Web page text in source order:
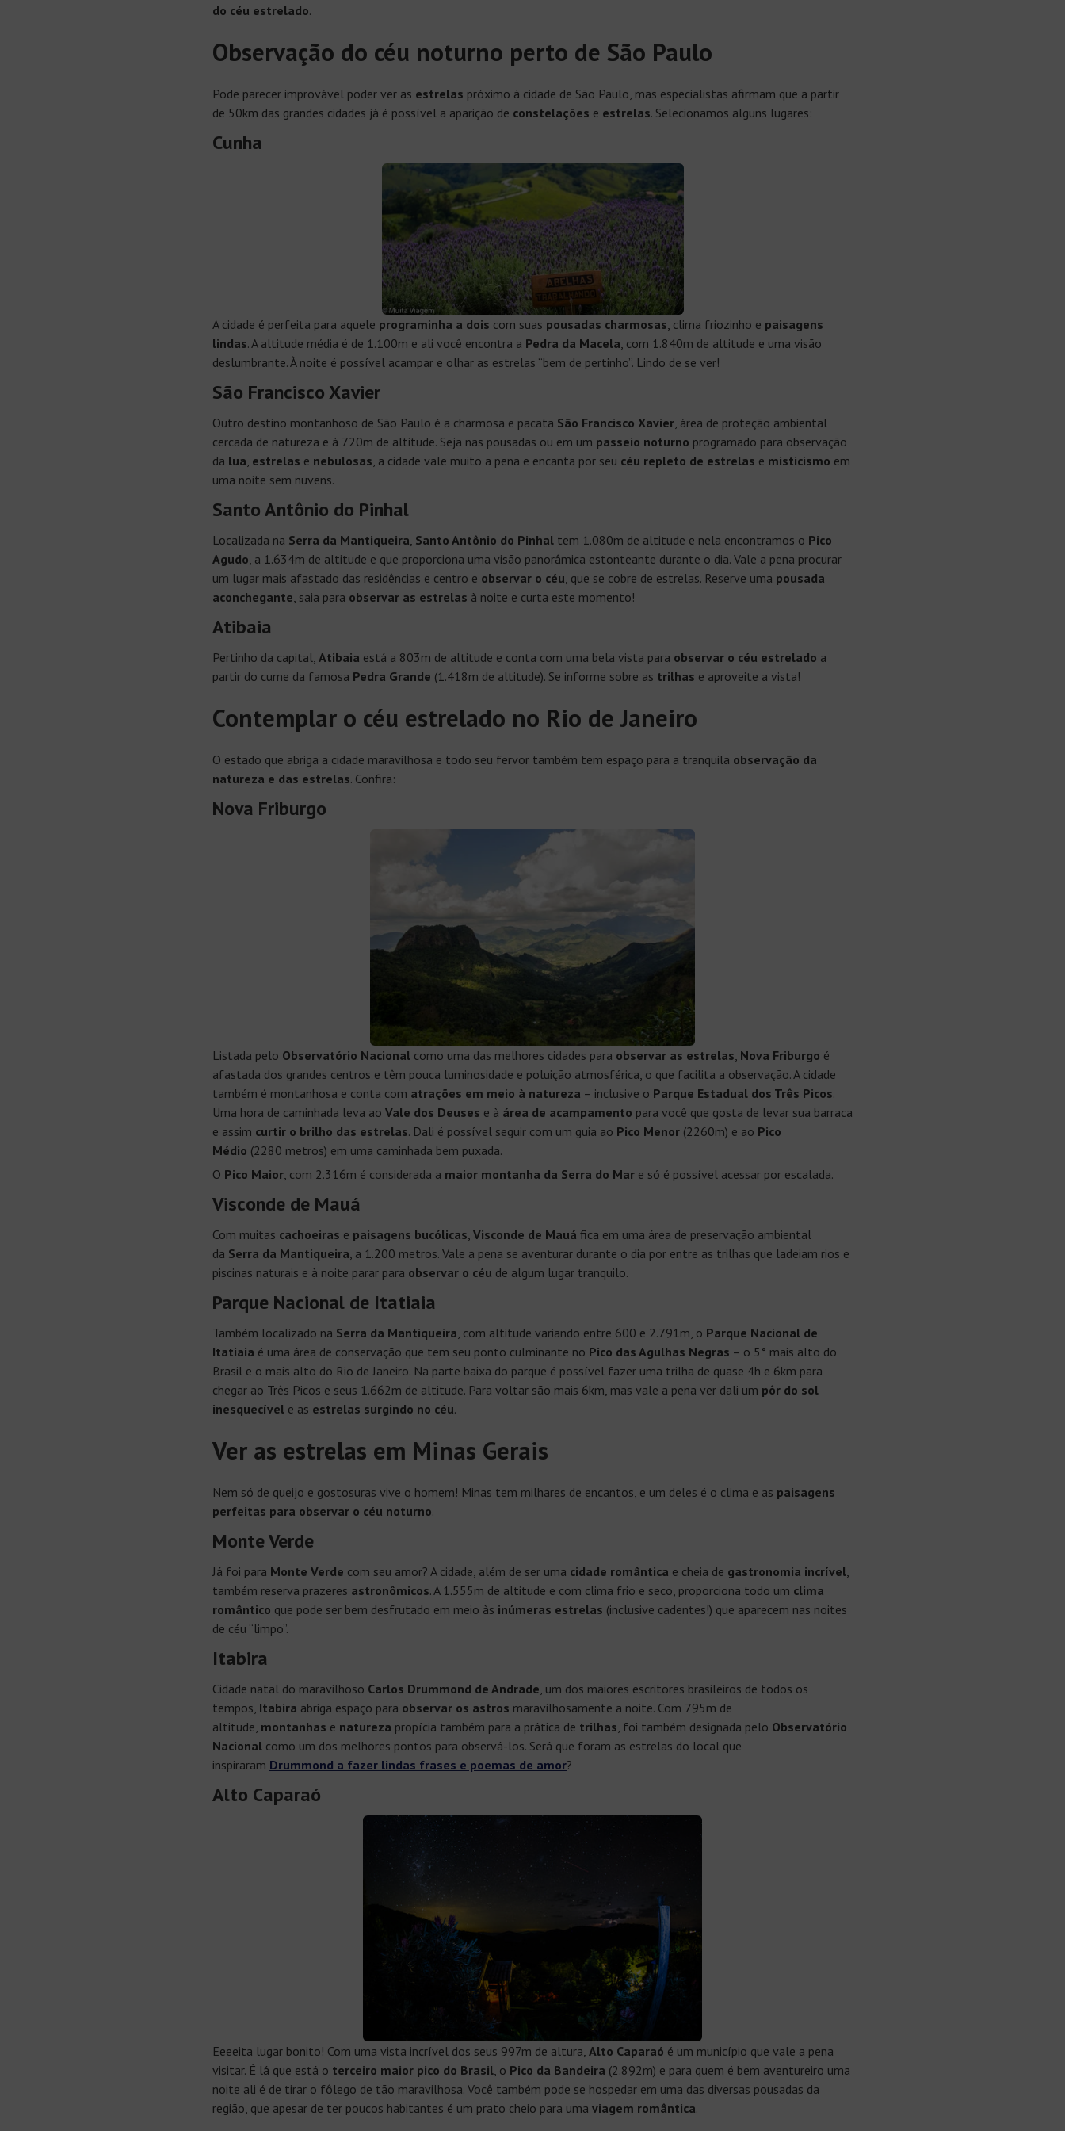
do céu estrelado.
Observação do céu noturno perto de São Paulo
Pode parecer improvável poder ver as estrelas próximo à cidade de São Paulo, mas especialistas afirmam que a partir
de 50km das grandes cidades já é possível a aparição de constelações e estrelas. Selecionamos alguns lugares:
Cunha
A cidade é perfeita para aquele programinha a dois com suas pousadas charmosas , clima friozinho e paisagens
lindas. A altitude média é de 1.100m e ali você encontra a Pedra da Macela , com 1.840m de altitude e uma visão
deslumbrante. À noite é possível acampar e olhar as estrelas “bem de pertinho”. Lindo de se ver!
São Francisco Xavier
Outro destino montanhoso de São Paulo é a charmosa e pacata São Francisco Xavier , área de proteção ambiental
cercada de natureza e à 720m de altitude. Seja nas pousadas ou em um passeio noturno programado para observação
da lua estrelas e nebulosas , a cidade vale muito a pena e encanta por seu céu repleto de estrelas e misticismo em
uma noite sem nuvens.
Santo Antônio do Pinhal
Localizada na Serra da Mantiqueira Santo Antônio do Pinhal tem 1.080m de altitude e nela encontramos o Pico
Agudo , a 1.634m de altitude e que proporciona uma visão panorâmica estonteante durante o dia. Vale a pena procurar
um lugar mais afastado das residências e centro e observar o céu , que se cobre de estrelas. Reserve uma pousada
aconchegante , saia para observar as estrelas à noite e curta este momento!
Atibaia
Pertinho da capital, Atibaia está a 803m de altitude e conta com uma bela vista para observar o céu estrelado a
partir do cume da famosa Pedra Grande (1.418m de altitude). Se informe sobre as trilhas e aproveite a vista!
Contemplar o céu estrelado no Rio de Janeiro
O estado que abriga a cidade maravilhosa e todo seu fervor também tem espaço para a tranquila observação da
natureza e das estrelas. Confira:
Nova Friburgo
Listada pelo Observatório Nacional como uma das melhores cidades para observar as estrelas Nova Friburgo é
afastada dos grandes centros e têm pouca luminosidade e poluição atmosférica, o que facilita a observação. A cidade
também é montanhosa e conta com atrações em meio à natureza – inclusive o Parque Estadual dos Três Picos.
Uma hora de caminhada leva ao Vale dos Deuses e à área de acampamento para você que gosta de levar sua barraca
e assim curtir o brilho das estrelas. Dali é possível seguir com um guia ao Pico Menor (2260m) e ao Pico
Médio (2280 metros) em uma caminhada bem puxada.
O Pico Maior , com 2.316m é considerada a maior montanha da Serra do Mar e só é possível acessar por escalada.
Visconde de Mauá
Com muitas cachoeiras e paisagens bucólicas Visconde de Mauá fica em uma área de preservação ambiental
da Serra da Mantiqueira , a 1.200 metros. Vale a pena se aventurar durante o dia por entre as trilhas que ladeiam rios e
piscinas naturais e à noite parar para observar o céu de algum lugar tranquilo.
Parque Nacional de Itatiaia
Também localizado na Serra da Mantiqueira , com altitude variando entre 600 e 2.791m, o Parque Nacional de
Itatiaia é uma área de conservação que tem seu ponto culminante no Pico das Agulhas Negras – o 5° mais alto do
Brasil e o mais alto do Rio de Janeiro. Na parte baixa do parque é possível fazer uma trilha de quase 4h e 6km para
chegar ao Três Picos e seus 1.662m de altitude. Para voltar são mais 6km, mas vale a pena ver dali um pôr do sol
inesquecível e as estrelas surgindo no céu.
Ver as estrelas em Minas Gerais
Nem só de queijo e gostosuras vive o homem! Minas tem milhares de encantos, e um deles é o clima e as paisagens
perfeitas para observar o céu noturno.
Monte Verde
Já foi para Monte Verde com seu amor? A cidade, além de ser uma cidade romântica e cheia de gastronomia incrível
também reserva prazeres astronômicos. A 1.555m de altitude e com clima frio e seco, proporciona todo um clima
romântico que pode ser bem desfrutado em meio às inúmeras estrelas (inclusive cadentes!) que aparecem nas noites
de céu “limpo”.
Itabira
Cidade natal do maravilhoso Carlos Drummond de Andrade , um dos maiores escritores brasileiros de todos os
tempos, Itabira abriga espaço para observar os astros maravilhosamente a noite. Com 795m de
altitude, montanhas e natureza propícia também para a prática de trilhas , foi também designada pelo Observatório
Nacional como um dos melhores pontos para observá-los. Será que foram as estrelas do local que
inspiraram Drummond a fazer lindas frases e poemas de amor?
Alto Caparaó
Eeeeita lugar bonito! Com uma vista incrível dos seus 997m de altura, Alto Caparaó é um município que vale a pena
visitar. É lá que está o terceiro maior pico do Brasil, o Pico da Bandeira (2.892m) e para quem é bem aventureiro uma
noite ali é de tirar o fôlego de tão maravilhosa. Você também pode se hospedar em uma das diversas pousadas da
região, que apesar de ter poucos habitantes é um prato cheio para uma viagem romântica.